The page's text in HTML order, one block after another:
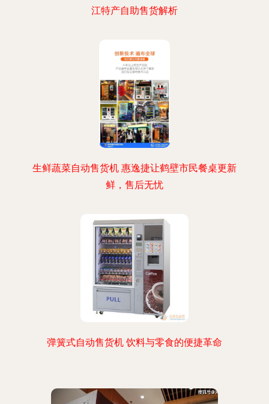
江特产自助售货解析
生鲜蔬菜自动售货机 惠逸捷让鹤壁市民餐桌更新
鲜，售后无忧
弹簧式自动售货机 饮料与零食的便捷革命